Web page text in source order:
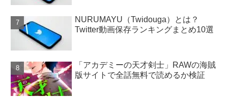
NURUMAYU（Twidouga）とは？
Twitter動画保存ランキングまとめ10選
「アカデミーの天才剣士」RAWの海賊
版サイトで全話無料で読めるか検証